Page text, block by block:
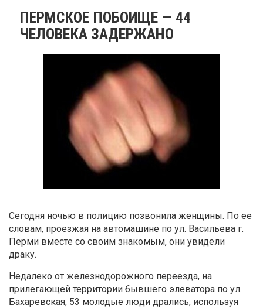
ПЕРМСКОЕ ПОБОИЩЕ — 44
ЧЕЛОВЕКА ЗАДЕРЖАНО
Сегодня ночью в полицию позвонила женщины. По ее
словам, проезжая на автомашине по ул. Васильева г.
Перми вместе со своим знакомым, они увидели
драку.
Недалеко от железнодорожного переезда, на
прилегающей территории бывшего элеватора по ул.
Бахаревская, 53 молодые люди дрались, используя